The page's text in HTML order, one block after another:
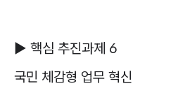
▶ 핵심 추진과제 6
국민 체감형 업무 혁신